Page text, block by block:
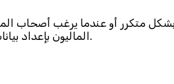
بشكل متكرر أو عندما يرغب
الماليون بإعداد بيانات مالية في نهاية الفترة المحاسبية، والتي يمكن أن تكون شهرية أو ربع سنوية أو سنوية.